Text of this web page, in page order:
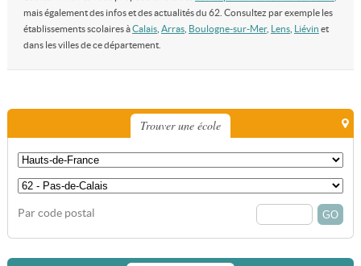
mais également des infos et des actualités du 62. Consultez par exemple les
établissements scolaires àCalais, Arras, Boulogne-sur-Mer, Lens, Liévin et
dans les villes de ce département.
Trouver une école
Par code postal